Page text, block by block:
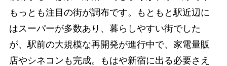
もっとも注目の街が調布です。もともと駅近辺に
はスーパーが多数あり、暮らしやすい街でした
が、駅前の大規模な再開発が進行中で、家電量販
店やシネコンも完成。もはや新宿に出る必要さえ